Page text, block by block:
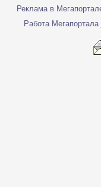
Реклама в
Работа Мегапортала